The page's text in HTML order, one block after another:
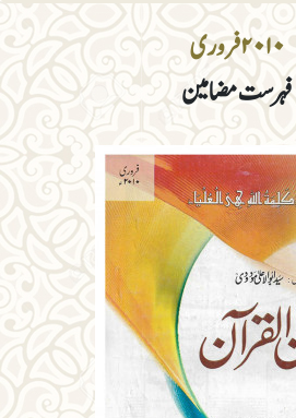
۲۰۱۰ فروری
فہرست مضامین